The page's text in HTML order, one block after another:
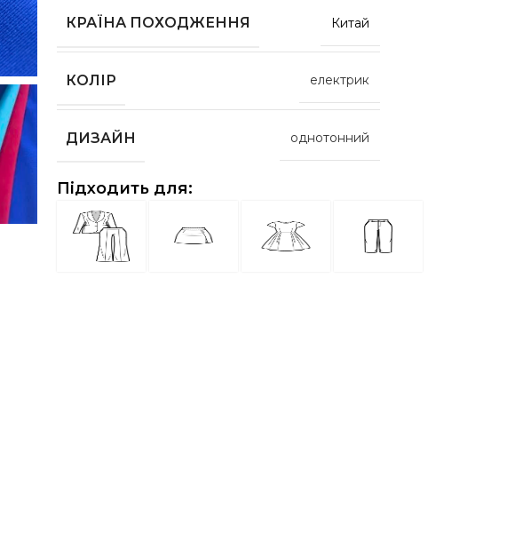
КРАЇНА ПОХОДЖЕННЯ Китай
КОЛІР електрик
ДИЗАЙН однотонний
Підходить для: